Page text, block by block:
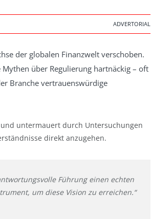
ADVERTORIAL
der globalen Finanzwelt verschoben.
über Regulierung hartnäckig – oft
Branche vertrauenswürdige
untermauert durch Untersuchungen
direkt anzugehen.
Führung einen echten
um diese Vision zu erreichen.“